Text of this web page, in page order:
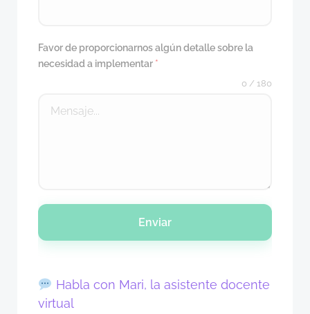
Favor de proporcionarnos algún detalle sobre la
necesidad a implementar *
0 / 180
Enviar
Habla con Mari, la asistente docente
virtual